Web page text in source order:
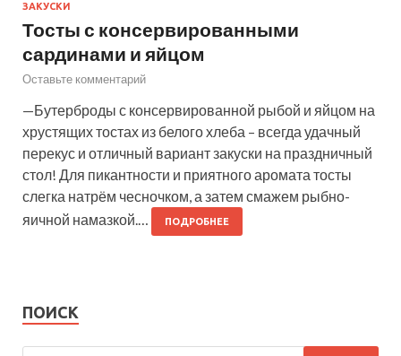
ЗАКУСКИ
Тосты с консервированными
сардинами и яйцом
Оставьте комментарий
—Бутерброды с консервированной рыбой и яйцом на
хрустящих тостах из белого хлеба – всегда удачный
перекус и отличный вариант закуски на праздничный
стол! Для пикантности и приятного аромата тосты
слегка натрём чесночком, а затем смажем рыбно-
яичной намазкой.…
ПОДРОБНЕЕ
ПОИСК